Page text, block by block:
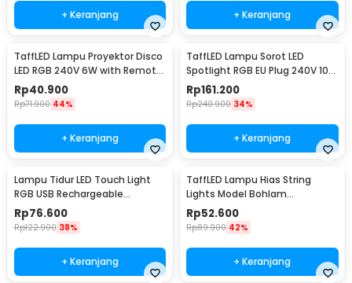
+ Keranjang + Keranjang
TaffLED Lampu Proyektor Disco
LED RGB 240V 6W with Remote
Control - CY-LV-RG
Rp40.900
Rp71.900 44%
+ Keranjang
TaffLED Lampu Sorot LED
Spotlight RGB EU Plug 240V 10W
- L18RG
Rp161.200
Rp240.900 34%
+ Keranjang
Lampu Tidur LED Touch Light
RGB USB Rechargeable
1500mAh 5V 3W - F8-1
Rp76.600
Rp122.900 38%
+ Keranjang
TaffLED Lampu Hias String
Lights Model Bohlam
Waterproof 20 LED 5M - PD039
Rp52.600
Rp89.900 42%
+ Keranjang